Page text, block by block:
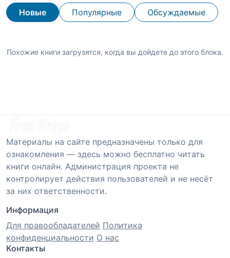
Новые Популярные Обсуждаемые
Похожие книги загрузятся, когда вы дойдете до этого блока.
Материалы на сайте предназначены только для
ознакомления — здесь можно бесплатно читать
книги онлайн. Администрация проекта не
контролирует действия пользователей и не несёт
за них ответственности.
Информация
Для правообладателей Политика
конфиденциальности О нас
Контакты